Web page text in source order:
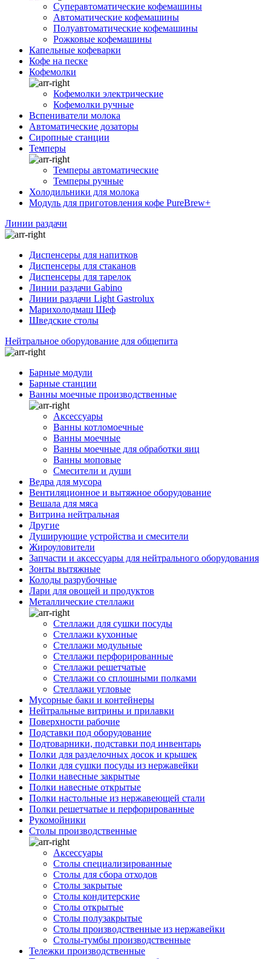
Суперавтоматические кофемашины
Автоматические кофемашины
Полуавтоматические кофемашины
Рожковые кофемашины
Капельные кофеварки
Кофе на песке
Кофемолки
Кофемолки электрические
Кофемолки ручные
Вспениватели молока
Автоматические дозаторы
Сиропные станции
Темперы
Темперы автоматические
Темперы ручные
Холодильники для молока
Модуль для приготовления кофе PureBrew+
Линии раздачи
Диспенсеры для напитков
Диспенсеры для стаканов
Диспенсеры для тарелок
Линии раздачи Gabino
Линии раздачи Light Gastrolux
Марихолодмаш Шеф
Шведские столы
Нейтральное оборудование для общепита
Барные модули
Барные станции
Ванны моечные производственные
Аксессуары
Ванны котломоечные
Ванны моечные
Ванны моечные для обработки яиц
Ванны моповые
Смесители и души
Ведра для мусора
Вентиляционное и вытяжное оборудование
Вешала для мяса
Витрина нейтральная
Другие
Душирующие устройства и смесители
Жироуловители
Запчасти и аксессуары для нейтрального оборудования
Зонты вытяжные
Колоды разрубочные
Лари для овощей и продуктов
Металлические стеллажи
Стеллажи для сушки посуды
Стеллажи кухонные
Стеллажи модульные
Стеллажи перфорированные
Стеллажи решетчатые
Стеллажи со сплошными полками
Стеллажи угловые
Мусорные баки и контейнеры
Нейтральные витрины и прилавки
Поверхности рабочие
Подставки под оборудование
Подтоварники, подставки под инвентарь
Полки для разделочных досок и крышек
Полки для сушки посуды из нержавейки
Полки навесные закрытые
Полки навесные открытые
Полки настольные из нержавеющей стали
Полки решетчатые и перфорированные
Рукомойники
Столы производственные
Аксессуары
Столы специализированные
Столы для сбора отходов
Столы закрытые
Столы кондитерские
Столы открытые
Столы полузакрытые
Столы производственные из нержавейки
Столы-тумбы производственные
Тележки производственные